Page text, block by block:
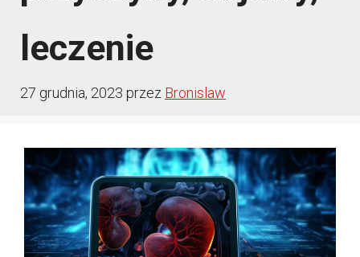
leczenie
27 grudnia, 2023 przez Bronislaw